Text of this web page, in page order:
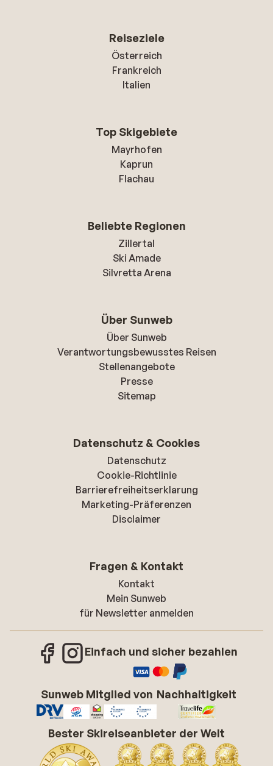
Reiseziele
Österreich
Frankreich
Italien
Top Skigebiete
Mayrhofen
Kaprun
Flachau
Beliebte Regionen
Zillertal
Ski Amade
Silvretta Arena
Über Sunweb
Über Sunweb
Verantwortungsbewusstes Reisen
Stellenangebote
Presse
Sitemap
Datenschutz & Cookies
Datenschutz
Cookie-Richtlinie
Barrierefreiheitserklarung
Marketing-Präferenzen
Disclaimer
Fragen & Kontakt
Kontakt
Mein Sunweb
für Newsletter anmelden
Einfach und sicher bezahlen
Sunweb Mitglied von Nachhaltigkeit
Bester Skireiseanbieter der Welt